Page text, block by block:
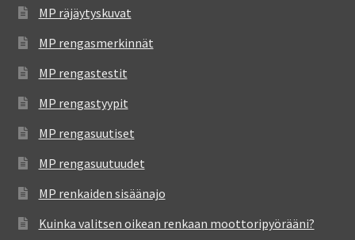
MP räjäytyskuvat
MP rengasmerkinnät
MP rengastestit
MP rengastyypit
MP rengasuutiset
MP rengasuutuudet
MP renkaiden sisäänajo
Kuinka valitsen oikean renkaan moottoripyörääni?